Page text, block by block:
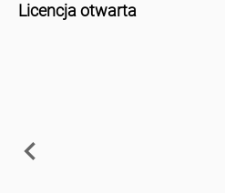
Licencja otwarta